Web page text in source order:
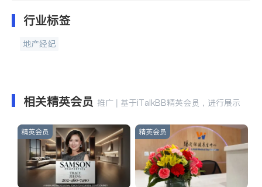
行业标签
地产经纪
相关精英会员 推广 | 基于iTalkBB精英会员，进行展示
精英会员 精英会员